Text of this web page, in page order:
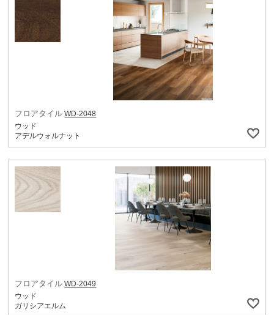
フロアタイル WD-2048
ウッド
アデルウォルナット
フロアタイル WD-2049
ウッド
ガリシアエルム